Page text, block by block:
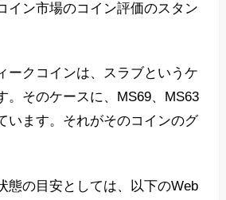
イン市場のコイン評価のスタン
ークコインは、スラブというケ
。そのケースに、MS69、MS63
います。それがそのコインのグ
態の目安としては、以下のWeb